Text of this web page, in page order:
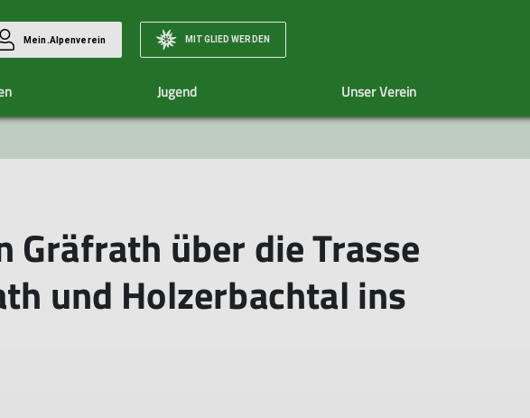
Mein.Alpenverein MITGLIED WERDEN
Langstreckenwandern Wandern15km+
Wandern
Naturerlebnisgruppe
Jugend
Unsere Termine Über Uns
Unser Verein
Mitgliedschaft
Gräfrath über die Trasse
und Holzerbachtal ins